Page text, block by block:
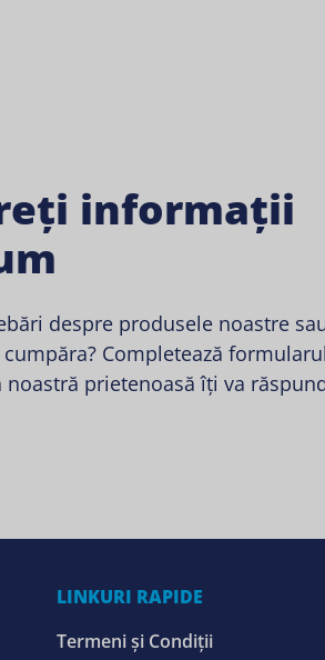
informații
despre produsele noastre
Completează
noastră prietenoasă îți va
LINKURI RAPIDE
Termeni și Condiții